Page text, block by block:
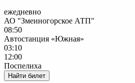
ежедневно
АО "Змеиногорское АТП"
08:50
Автостанция «Южная»
03:10
12:00
Поспелиха
Найти билет